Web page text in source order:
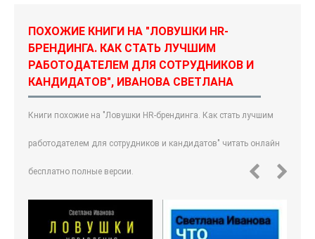
ПОХОЖИЕ КНИГИ НА "ЛОВУШКИ HR-
БРЕНДИНГА. КАК СТАТЬ ЛУЧШИМ
РАБОТОДАТЕЛЕМ ДЛЯ СОТРУДНИКОВ И
КАНДИДАТОВ", ИВАНОВА СВЕТЛАНА
Книги похожие на "Ловушки HR-брендинга. Как стать лучшим
работодателем для сотрудников и кандидатов" читать онлайн
бесплатно полные версии.